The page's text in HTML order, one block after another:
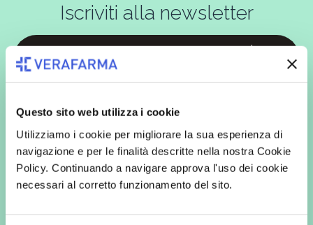
Questo sito web utilizza i cookie
Utilizziamo i cookie per migliorare la sua esperienza di
navigazione e per le finalità descritte nella nostra Cookie
Policy. Continuando a navigare approva l'uso dei cookie
necessari al corretto funzionamento del sito.
Iscriviti alla newsletter
In qualità di interessato, avendo letto l’informativaPrivacy Policy
espressamente al trattamento dei miei dati personali per finalità
commerciali da parte di Verafarma, tra cui invio di comunicazioni
marketing (con modalità telematiche - quali ad es. newsletter ed e-mail
con inviti e comunicazioni commerciali - e modalità tradizionali, quali ad
es. posta cartacea)